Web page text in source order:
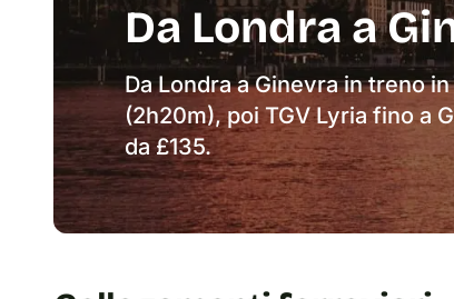
Da Londra a
Da Londra a Ginevra in treno
(2h20m), poi TGV Lyria fino a
da £135.